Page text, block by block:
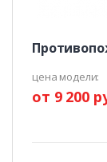
цена модели:
от 9 200